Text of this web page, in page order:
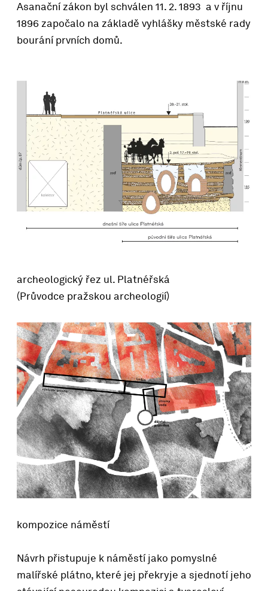
Asanační zákon byl schválen 11. 2. 1893 a v říjnu
1896 započalo na základě vyhlášky městské rady
bourání prvních domů.
archeologický řez ul. Platnéřská
(Průvodce pražskou archeologií)
kompozice náměstí
Návrh přistupuje k náměstí jako pomyslné
malířské plátno, které jej překryje a sjednotí jeho